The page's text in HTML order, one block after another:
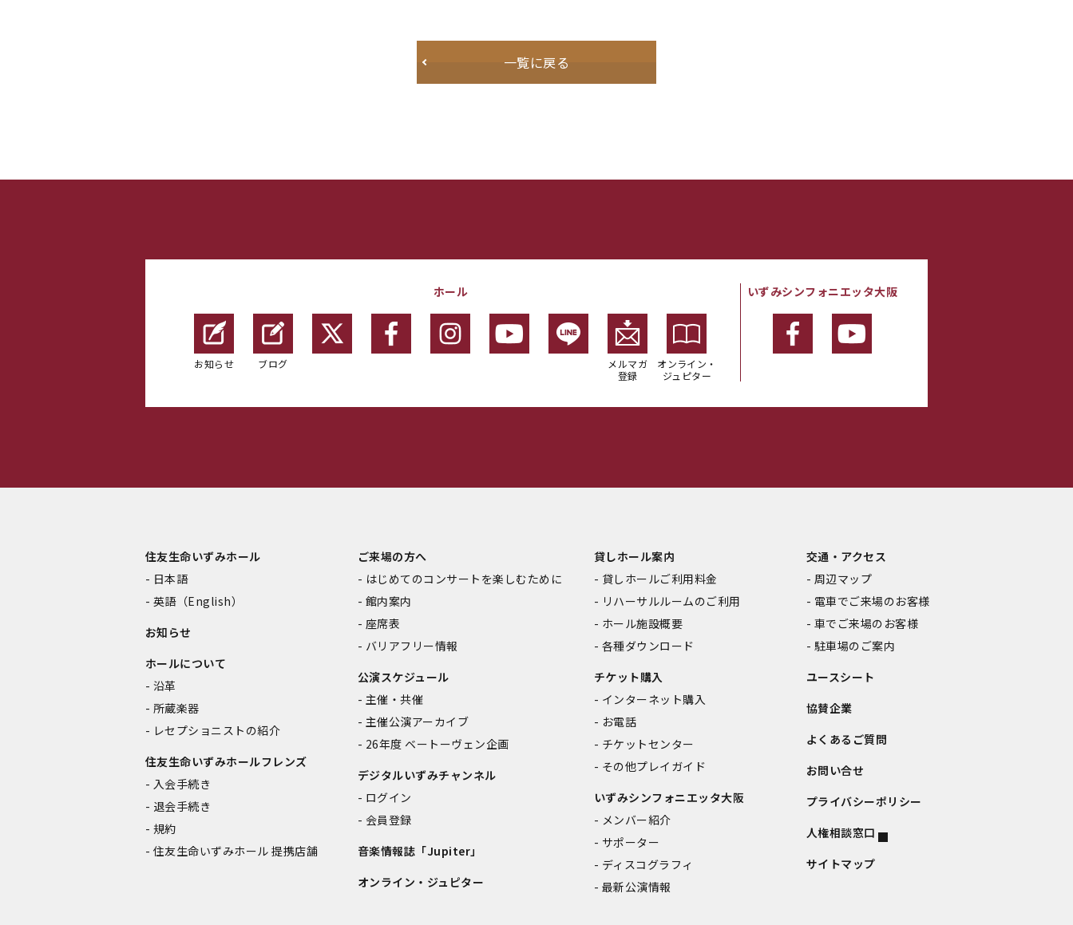
一覧に戻る
ホール
お知らせ ブログ
メルマガ
登録
オンライン・
ジュピター
いずみシンフォニエッタ大阪
住友生命いずみホール
日本語
英語（English）
お知らせ
ホールについて
沿革
所蔵楽器
レセプショニストの紹介
住友生命いずみホールフレンズ
入会手続き
退会手続き
規約
住友生命いずみホール 提携店舗
ご来場の方へ
はじめてのコンサートを楽しむために
館内案内
座席表
バリアフリー情報
公演スケジュール
主催・共催
主催公演アーカイブ
26年度 ベートーヴェン企画
デジタルいずみチャンネル
ログイン
会員登録
音楽情報誌「Jupiter」
オンライン・ジュピター
貸しホール案内
貸しホールご利用料金
リハーサルルームのご利用
ホール施設概要
各種ダウンロード
チケット購入
インターネット購入
お電話
チケットセンター
その他プレイガイド
いずみシンフォニエッタ大阪
メンバー紹介
サポーター
ディスコグラフィ
最新公演情報
交通・アクセス
周辺マップ
電車でご来場のお客様
車でご来場のお客様
駐車場のご案内
ユースシート
協賛企業
よくあるご質問
お問い合せ
プライバシーポリシー
人権相談窓口
サイトマップ